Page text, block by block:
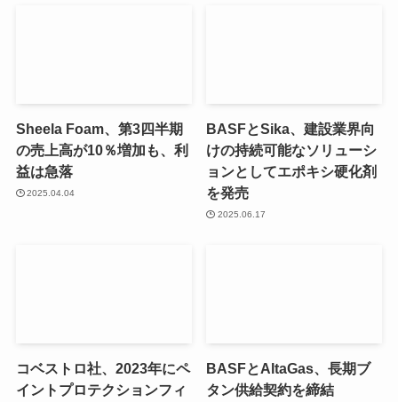
Sheela Foam、第3四半期
の売上高が10％増加も、利
益は急落
2025.04.04
BASFとSika、建設業界向
けの持続可能なソリューシ
ョンとしてエポキシ硬化剤
を発売
2025.06.17
コベストロ社、2023年にペ
イントプロテクションフィ
BASFとAltaGas、長期ブ
タン供給契約を締結